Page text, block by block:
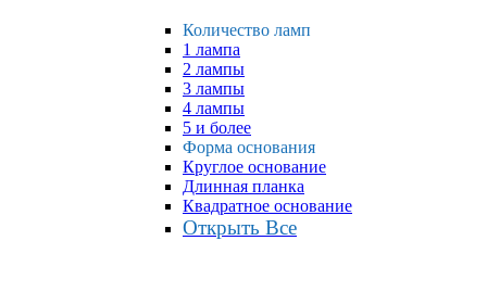
Количество ламп
1 лампа
2 лампы
3 лампы
4 лампы
5 и более
Форма основания
Круглое основание
Длинная планка
Квадратное основание
Открыть Все